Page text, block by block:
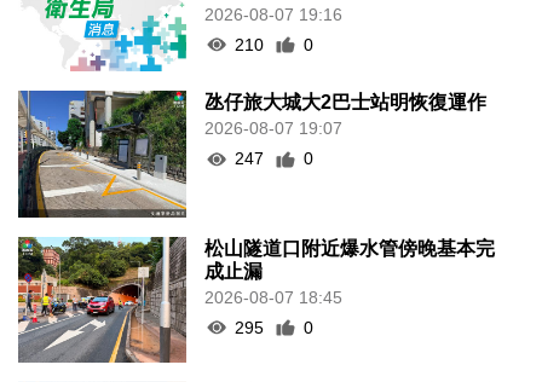
2026-08-07 19:16
210
0
氹仔旅大城大2巴士站明恢復運作
2026-08-07 19:07
247
0
松山隧道口附近爆水管傍晚基本完
成止漏
2026-08-07 18:45
295
0